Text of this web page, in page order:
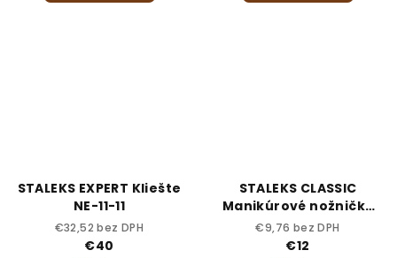
STALEKS EXPERT Kliešte
NE-11-11
€32,52 bez DPH
€40
STALEKS CLASSIC
Manikúrové nožničky
31-1
€9,76 bez DPH
€12